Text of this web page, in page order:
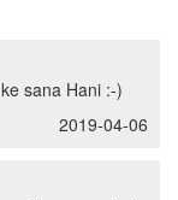
sana Hani :-)
2019-04-06